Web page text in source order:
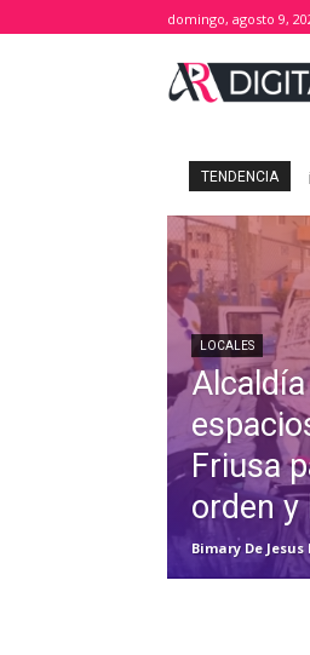
domingo, agosto 9,
TENDENCIA
LOCALES
Friusa
orden y
Bimary De